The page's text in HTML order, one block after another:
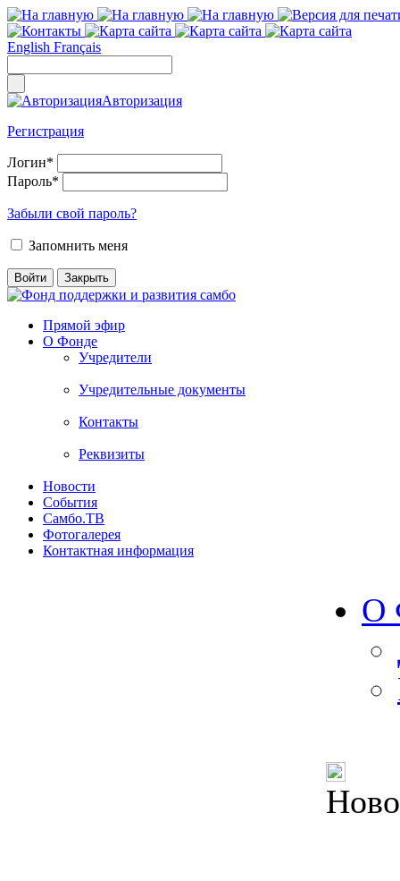
English Français
Авторизация
Регистрация
Логин*
Пароль*
Забыли свой пароль?
Запомнить меня
Прямой эфир
О Фонде
Учредители
Учредительные документы
Контакты
Реквизиты
Новости
События
Самбо.ТВ
Фотогалерея
Контактная информация
О